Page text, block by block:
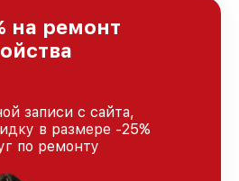
на ремонт
записи с сайта,
в размере -25%
по ремонту